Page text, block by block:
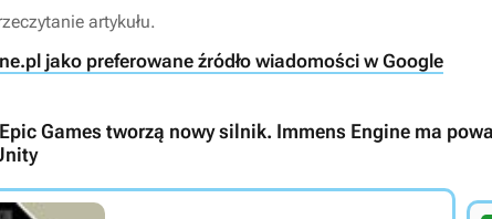
artykułu.
jako preferowane źródło wiadomości w Google
Games tworzą nowy silnik. Immens Engine ma